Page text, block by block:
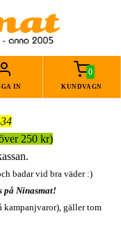
IN
0
KUNDVAGN
250 kr)
badar vid bra väder :)
på Ninasmat!
kampanjvaror), gäller tom